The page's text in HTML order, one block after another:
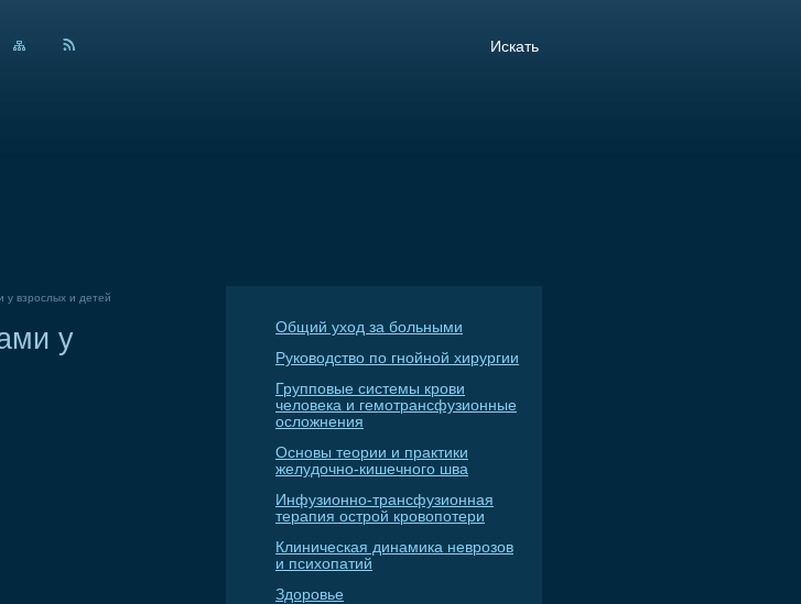
взрослых и детей
у
Общий уход за больными
Руководство по гнойной хирургии
Групповые системы крови
человека и гемотрансфузионные
осложнения
Основы теории и практики
желудочно-кишечного шва
Инфузионно-трансфузионная
терапия острой кровопотери
Клиническая динамика неврозов
и психопатий
Здоровье